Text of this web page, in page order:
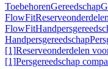
ToebehorenGereedschap
FlowFit
FlowFit
Handpersgereedschap
[1]Reserveonderdelen
[1]Persgereedschap